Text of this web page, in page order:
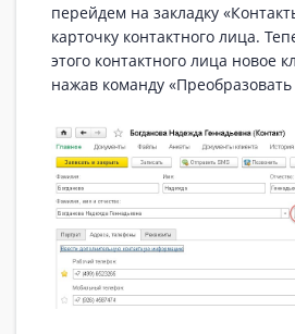
перейдем на закладку
карточку контактного лица.
этого контактного лица новое
нажав команду